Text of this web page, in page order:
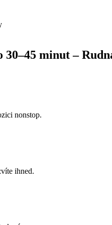
30–45 minut–
nonstop.
ihned.